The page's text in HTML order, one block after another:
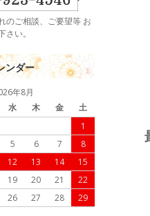
のご相談、ご要望等 お
い。
ンダー
年8月
水 木 金
土
1
5 6 7
8
12 13 14
15
19 20 21
22
26 27 28
29